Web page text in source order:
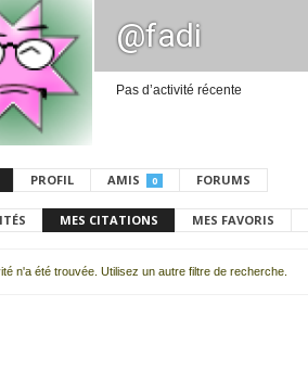
@fadi
Pas d’activité récente
PROFIL AMIS 0 FORUMS
MES CITATIONS MES FAVORIS
n'a été trouvée. Utilisez un autre filtre de recherche.